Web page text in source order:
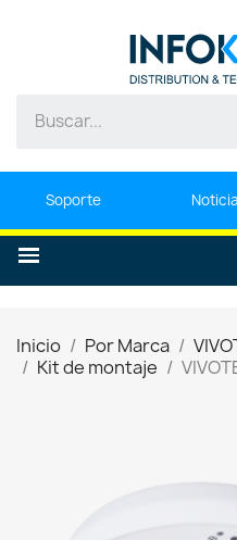
Soporte
Inicio Por Marca
Kit de montaje